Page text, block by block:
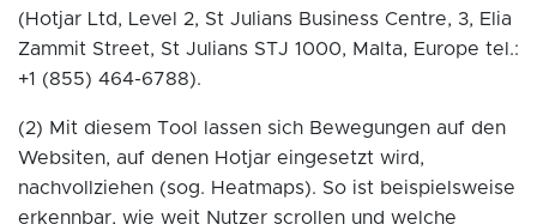
(Hotjar Ltd, Level 2, St Julians Business Centre, 3, Elia
Zammit Street, St Julians STJ 1000, Malta, Europe tel.:
+1 (855) 464-6788).
(2) Mit diesem Tool lassen sich Bewegungen auf den
Websiten, auf denen Hotjar eingesetzt wird,
nachvollziehen (sog. Heatmaps). So ist beispielsweise
erkennbar, wie weit Nutzer scrollen und welche